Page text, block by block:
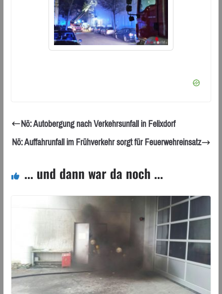
Nö: Autobergung nach Verkehrsunfall in Felixdorf
Nö: Auffahrunfall im Frühverkehr sorgt für Feuerwehreinsatz
... und dann war da noch ...